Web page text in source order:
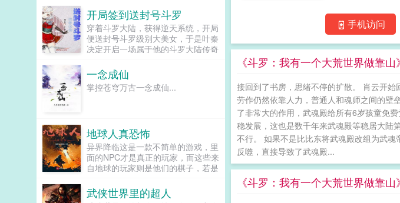
手机访问
《斗罗：我有一个大荒世界做靠
接回到了书房，思绪不停的扩散。 肖云开
劳作仍然依靠人力，普通人和魂师之间的壁
了非常大的作用，武魂殿给所有6岁孩童免
稳发展，这也是数千年来武魂殿等稳居大陆
不行。 如果不是比比东将武魂殿改组为武
反噬，直接导致了武魂殿...
《斗罗：我有一个大荒世界做靠
饭！明城人所倾佩的凌家家主，上国
神秘的盛江集团幕后大boss却在女
儿这里缕缕栽跟头。幸好自己有一个
温柔善良的暖妻然，他刚得知，他那
崛起，血战强敌，逆天而行，纵横都
市！他来自修仙界，终将破碎...
开局签到送封号斗罗
穿着斗罗大陆，获得逆天系统，开局
便送封号斗罗级别大美女，于是叶秦
决定开启一场属于他的斗罗大陆传奇
的比比东，冷若冰山的千仞雪，高贵
典雅的古月娜这是一场怎样的传奇人
生...
一念成仙
掌控苍穹万古一念成仙...
地球人真恐怖
异界降临这是一款不简单的游戏，里
面的NPC才是真正的玩家，而这些来
自地球的玩家则是他们的棋子，若是
逆他们，那么这类人会被清除，现实
中也会死亡。即便这样，地球人依旧
武侠世界里的超人